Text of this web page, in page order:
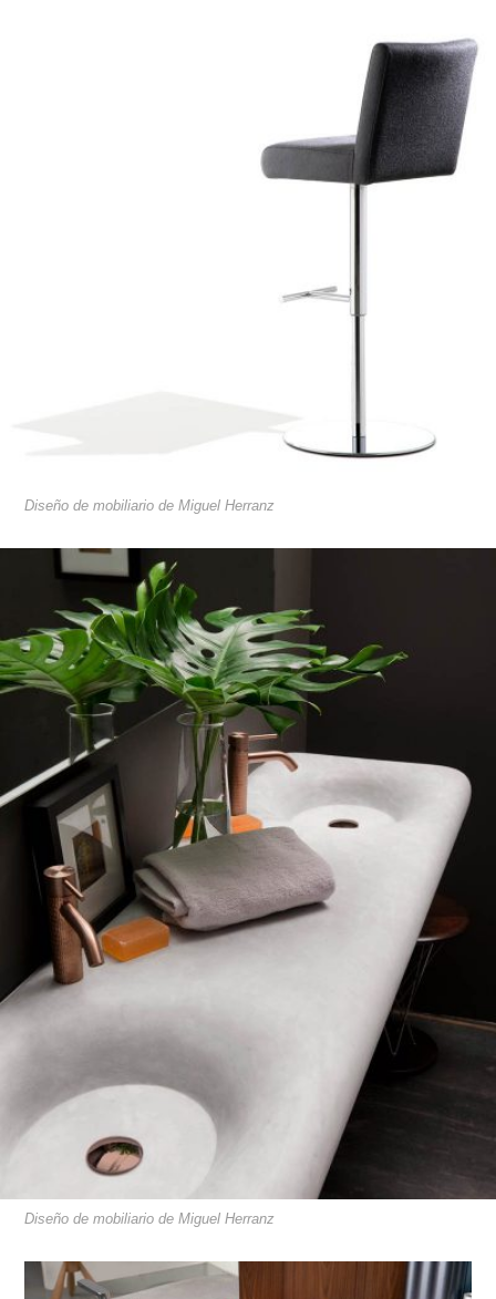
Diseño de mobiliario de Miguel Herranz
Diseño de mobiliario de Miguel Herranz